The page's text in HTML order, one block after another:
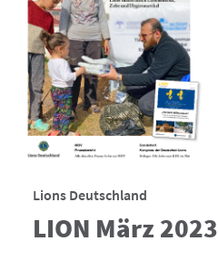
Lions Deutschland
LION März 2023